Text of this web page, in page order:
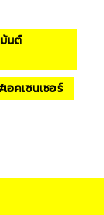
นต์
เอคเซนเชอร์